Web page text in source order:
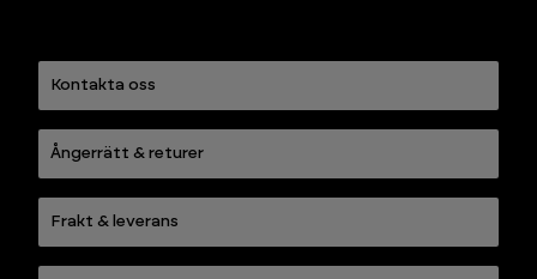
Kontakta oss
Ångerrätt & returer
Frakt & leverans